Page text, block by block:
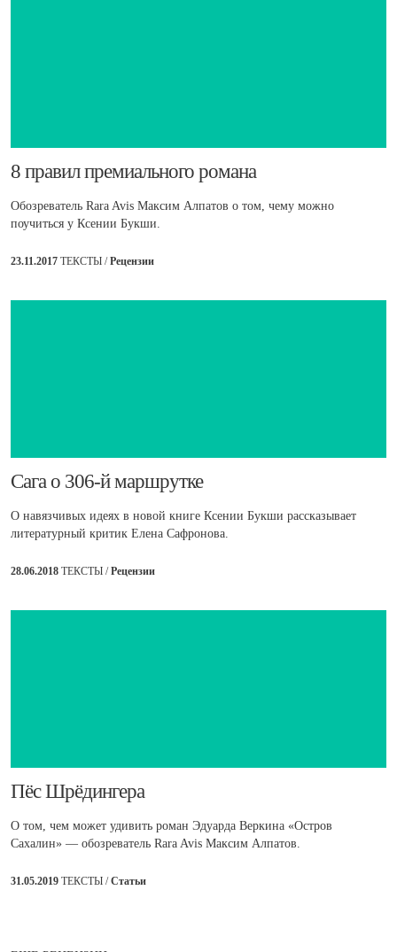
8 правил премиального романа
Обозреватель Rara Avis Максим Алпатов о том, чему можно
поучиться у Ксении Букши.
23.11.2017 ТЕКСТЫ /Рецензии
​Сага о 306-й маршрутке
О навязчивых идеях в новой книге Ксении Букши рассказывает
литературный критик Елена Сафронова.
28.06.2018 ТЕКСТЫ /Рецензии
​Пёс Шрёдингера
О том, чем может удивить роман Эдуарда Веркина «Остров
Сахалин» — обозреватель Rara Avis Максим Алпатов.
31.05.2019 ТЕКСТЫ /Статьи